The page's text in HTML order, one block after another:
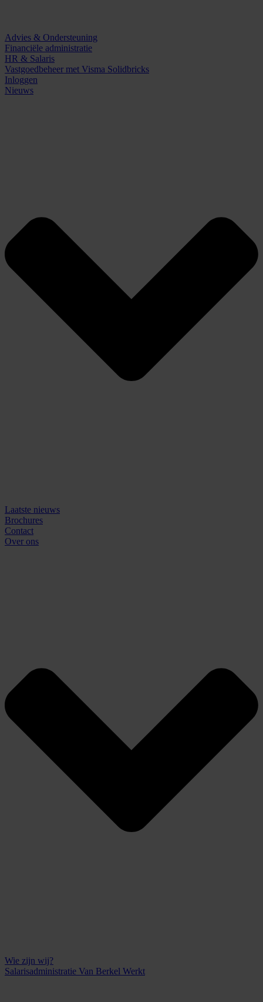
Advies & Ondersteuning
Financiële administratie
HR & Salaris
Vastgoedbeheer met Visma Solidbricks
Inloggen
Nieuws
Laatste nieuws
Brochures
Contact
Over ons
Wie zijn wij?
Salarisadministratie Van Berkel Werkt